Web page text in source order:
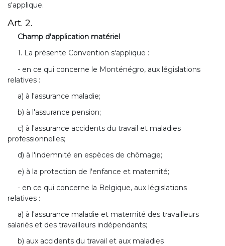
s'applique.
Art. 2.
Champ d'application matériel
1. La présente Convention s'applique :
- en ce qui concerne le Monténégro, aux législations
relatives :
a) à l'assurance maladie;
b) à l'assurance pension;
c) à l'assurance accidents du travail et maladies
professionnelles;
d) à l'indemnité en espèces de chômage;
e) à la protection de l'enfance et maternité;
- en ce qui concerne la Belgique, aux législations
relatives :
a) à l'assurance maladie et maternité des travailleurs
salariés et des travailleurs indépendants;
b) aux accidents du travail et aux maladies